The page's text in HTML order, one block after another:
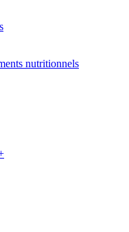
nutritionnels